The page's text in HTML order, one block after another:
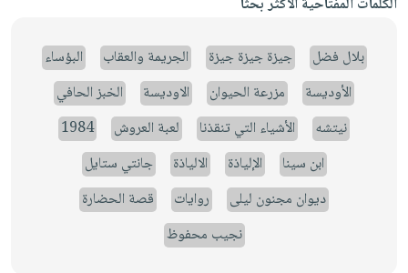
بلال فضل جيزة جيزة جيزة الجريمة والعقاب
البؤساء
الأوديسة
مزرعة الحيوان الاوديسة
الخبز الحافي
نيتشه
الأشياء التي تنقذنا لعبة العروش
1984
ابن سينا
الإلياذة الالياذة
جانتي ستايل
ديوان مجنون ليلى
روايات
قصة الحضارة
نجيب محفوظ